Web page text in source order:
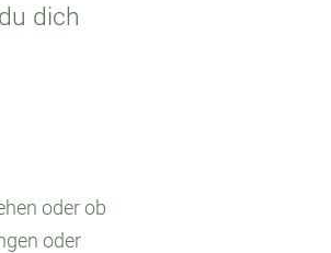
dich
oder ob
oder